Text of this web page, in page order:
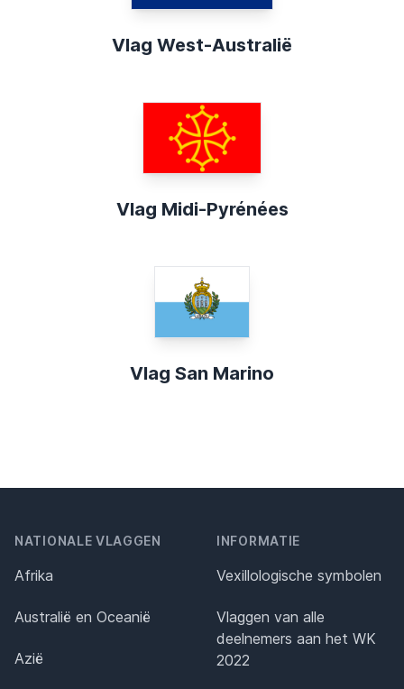
Vlag West-Australië
Vlag Midi-Pyrénées
Vlag San Marino
NATIONALE VLAGGEN
Afrika
Australië en Oceanië
Azië
INFORMATIE
Vexillologische symbolen
Vlaggen van alle
deelnemers aan het WK
2022